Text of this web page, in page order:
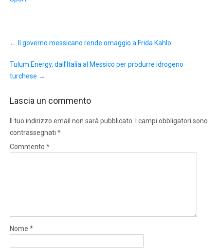
navigation
← Il governo messicano rende omaggio a Frida Kahlo
Tulum Energy, dall’Italia al Messico per produrre idrogeno
turchese →
Lascia un commento
Il tuo indirizzo email non sarà pubblicato.
I campi obbligatori sono
contrassegnati *
Commento *
Nome *